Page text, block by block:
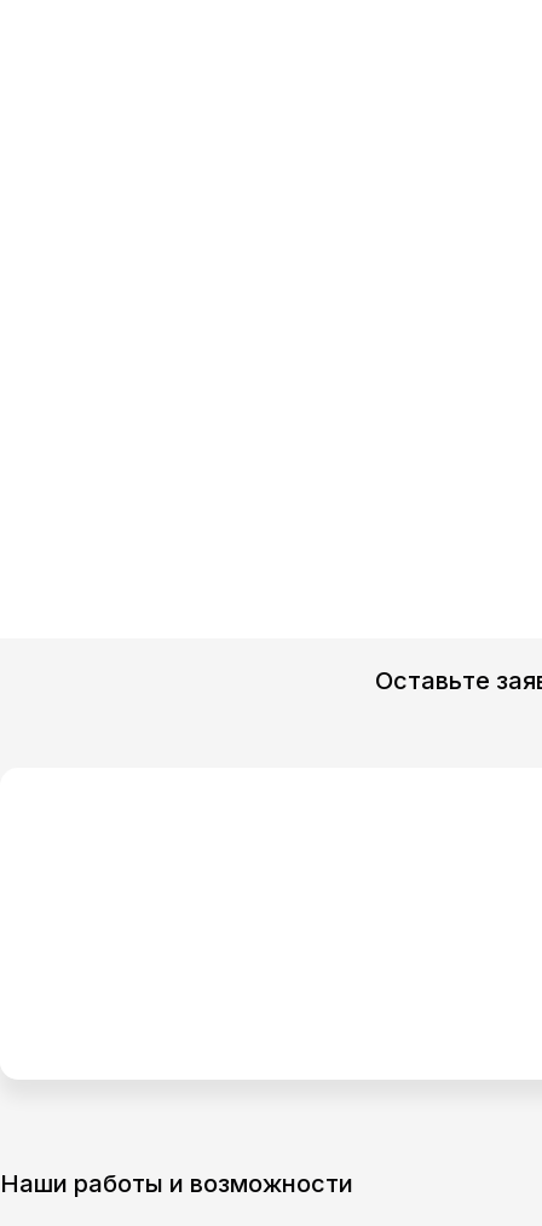
Оставьте
Наши работы и возможности